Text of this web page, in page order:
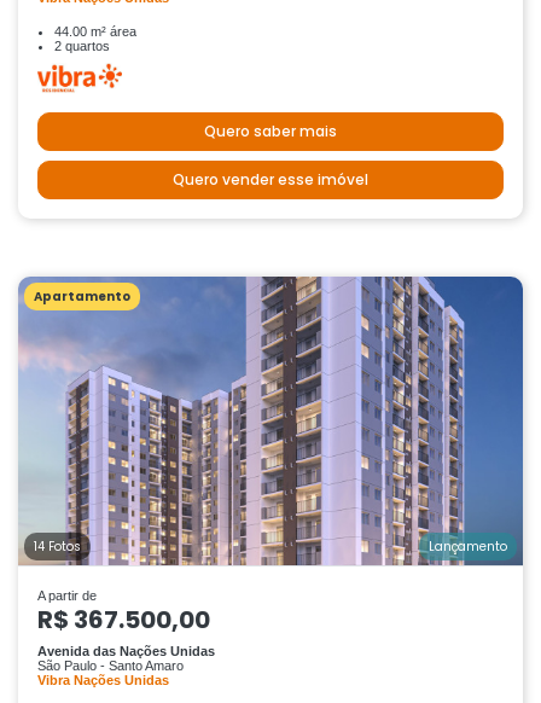
44.00 m² área
2 quartos
Quero saber mais
Quero vender esse imóvel
Apartamento
14 Fotos Lançamento
A partir de
R$ 367.500,00
Avenida das Nações Unidas
São Paulo - Santo Amaro
Vibra Nações Unidas